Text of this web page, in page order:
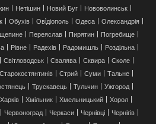
Нетішин Новий Буг
Нововолинськ
Обухів Ові́діополь Одеса
Олександрія
Переяслав Пирятин
Погребище
Рівне Радехів Радомишль
Роздільна
Світловодськ Свалява Сквира
Сколе
Старокостянтинів Стрий Суми
Тальне
Трускавець Тульчин
Ужгород
Харків Хмільник Хмельницький
Хорол
Червоноград Черкаси Чернівці
Чернігів